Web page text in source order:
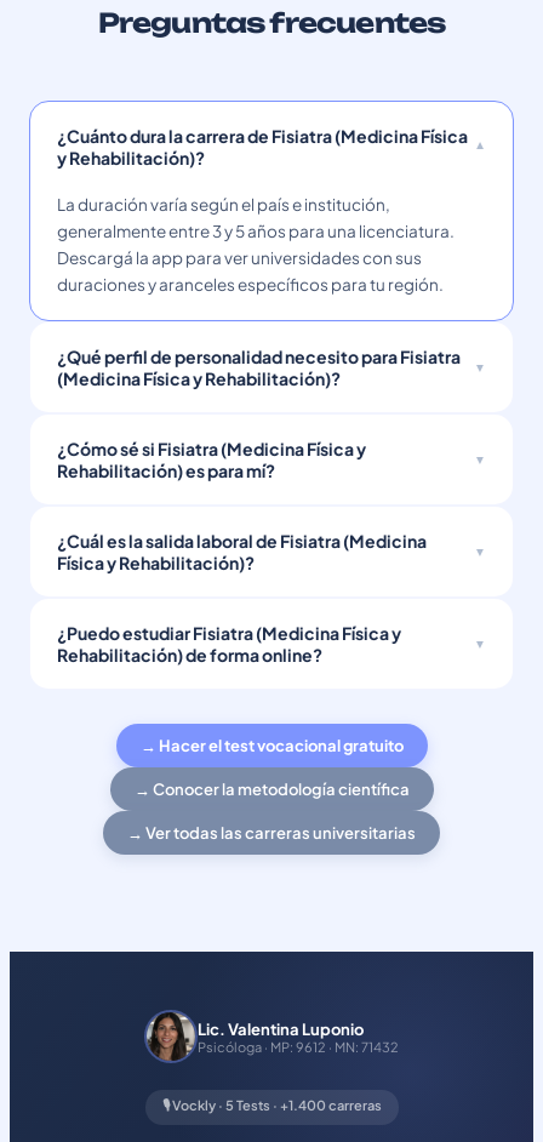
Preguntas frecuentes
¿Cuánto dura la carrera de Fisiatra (Medicina Física
y Rehabilitación)?
La duración varía según el país e institución,
generalmente entre 3 y 5 años para una licenciatura.
Descargá la app para ver universidades con sus
duraciones y aranceles específicos para tu región.
¿Qué perfil de personalidad necesito para Fisiatra
(Medicina Física y Rehabilitación)?
¿Cómo sé si Fisiatra (Medicina Física y
Rehabilitación) es para mí?
¿Cuál es la salida laboral de Fisiatra (Medicina
Física y Rehabilitación)?
¿Puedo estudiar Fisiatra (Medicina Física y
Rehabilitación) de forma online?
→ Hacer el test vocacional gratuito
→ Conocer la metodología científica
→ Ver todas las carreras universitarias
Lic. Valentina Luponio
Psicóloga · MP: 9612 · MN: 71432
🎙️ Vockly · 5 Tests · +1.400 carreras